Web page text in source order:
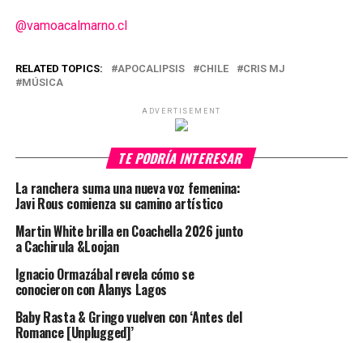
@vamoacalmarno.cl
RELATED TOPICS: APOCALIPSIS CHILE
CRIS MJ
MÚSICA
ADVERTISEMENT
TE PODRÍA INTERESAR
La ranchera suma una nueva voz femenina:
Javi Rous comienza su camino artístico
Martin White brilla en Coachella 2026 junto
a Cachirula &Loojan
Ignacio Ormazábal revela cómo se
conocieron con Alanys Lagos
Baby Rasta & Gringo vuelven con ‘Antes del
Romance [Unplugged]’